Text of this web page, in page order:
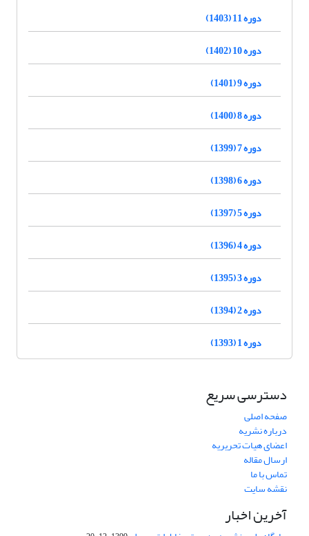
دوره 11 (1403)
دوره 10 (1402)
دوره 9 (1401)
دوره 8 (1400)
دوره 7 (1399)
دوره 6 (1398)
دوره 5 (1397)
دوره 4 (1396)
دوره 3 (1395)
دوره 2 (1394)
دوره 1 (1393)
دسترسی سریع
صفحه اصلی
درباره نشریه
اعضای هیات تحریریه
ارسال مقاله
تماس با ما
نقشه سایت
آخرین اخبار